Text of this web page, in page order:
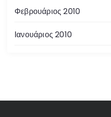
Φεβρουάριος 2010
Ιανουάριος 2010